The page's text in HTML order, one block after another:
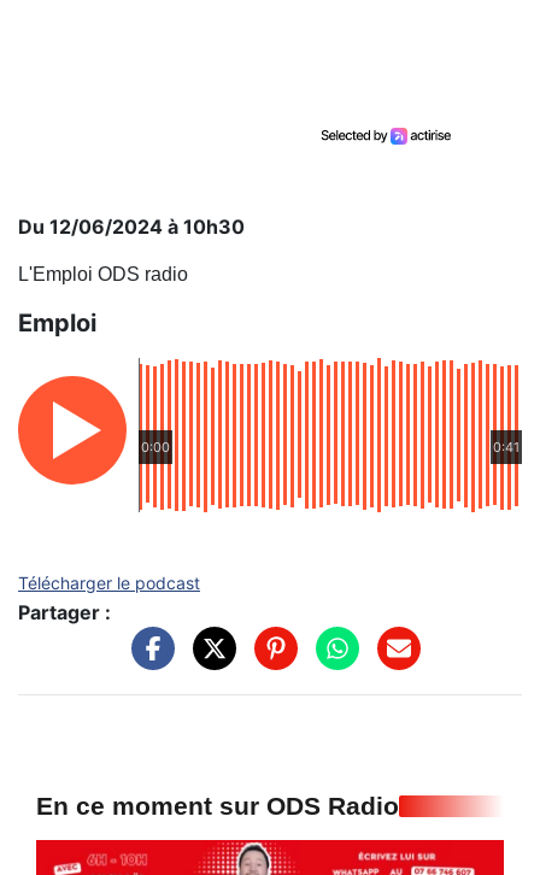
Du 12/06/2024 à 10h30
L'Emploi ODS radio
Emploi
0:00 0:41
Télécharger le podcast
Partager :
En ce moment sur ODS Radio